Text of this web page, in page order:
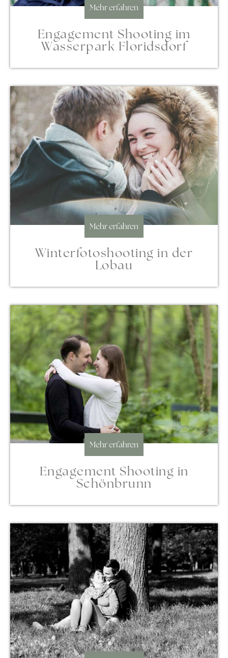
Mehr erfahren
Engagement Shooting im
Wasserpark Floridsdorf
Mehr erfahren
Winterfotoshooting in der
Lobau
Mehr erfahren
Engagement Shooting in
Schönbrunn